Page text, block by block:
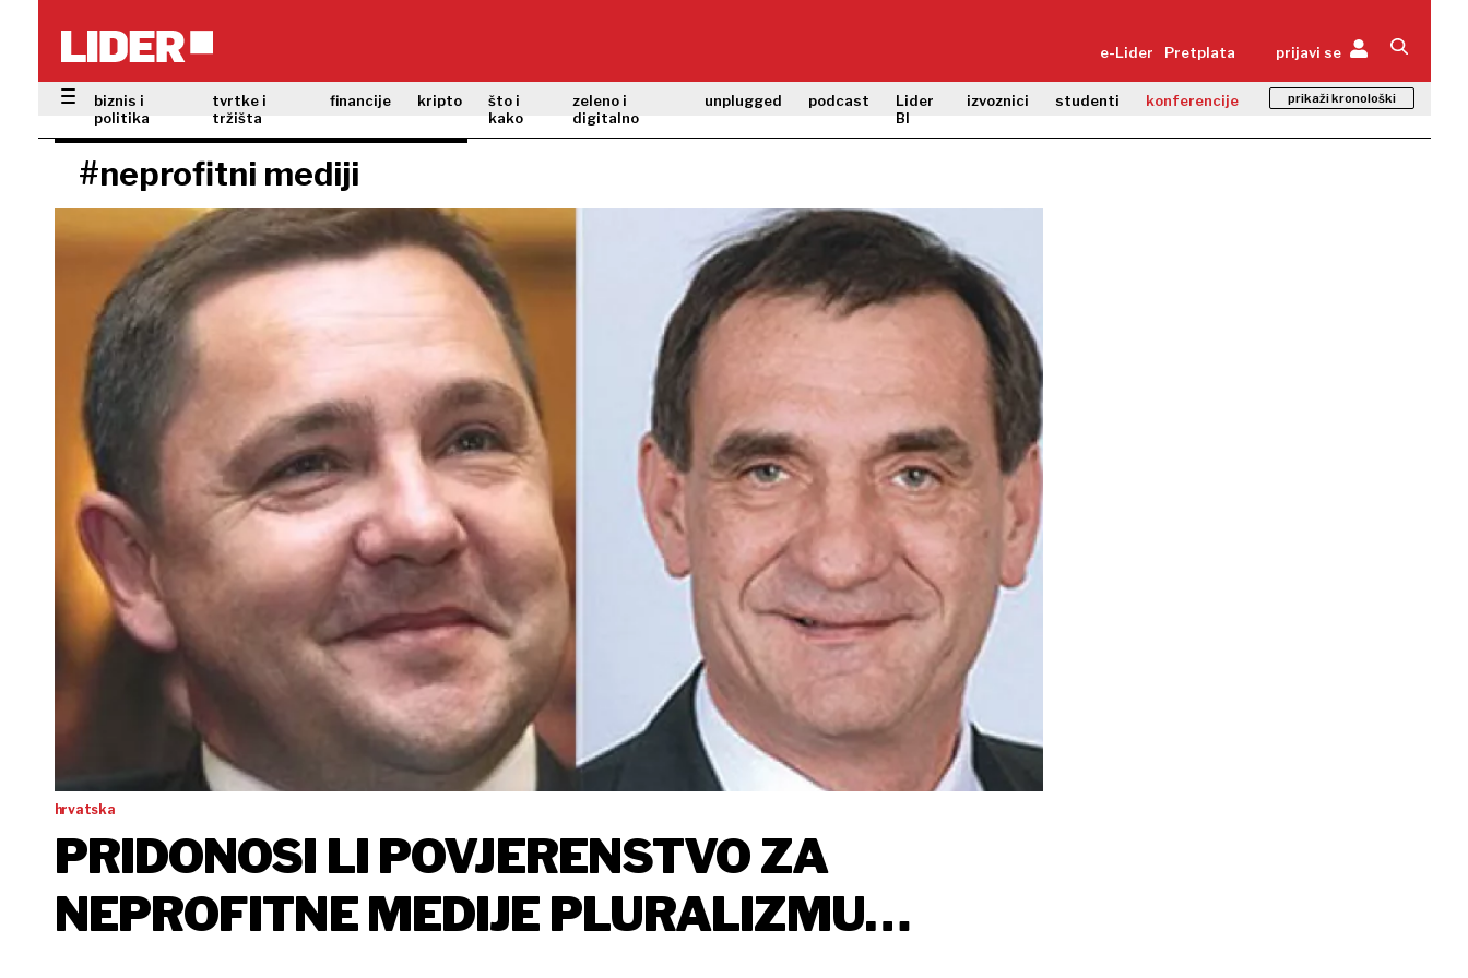
e-Lider Pretplata prijavi se
biznis i
politika
tvrtke i
tržišta
financije kripto
što i
kako
zeleno i
digitalno
unplugged podcast
Lider
BI
izvoznici studenti konferencije prikaži kronološki
#neprofitni mediji
hrvatska
PRIDONOSI LI POVJERENSTVO ZA
NEPROFITNE MEDIJE PLURALIZMU